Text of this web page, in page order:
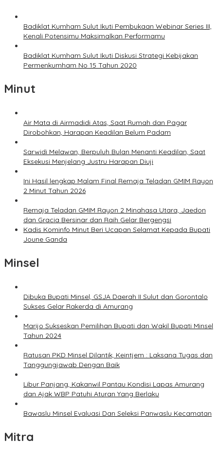
Badiklat Kumham Sulut Ikuti Pembukaan Webinar Series III,
Kenali Potensimu Maksimalkan Performamu
Badiklat Kumham Sulut Ikuti Diskusi Strategi Kebijakan
Permenkumham No 15 Tahun 2020
Minut
Air Mata di Airmadidi Atas, Saat Rumah dan Pagar
Dirobohkan, Harapan Keadilan Belum Padam
Sarwidi Melawan, Berpuluh Bulan Menanti Keadilan, Saat
Eksekusi Menjelang Justru Harapan Diuji
Ini Hasil lengkap Malam Final Remaja Teladan GMIM Rayon
2 Minut Tahun 2026
Remaja Teladan GMIM Rayon 2 Minahasa Utara, Jaedon
dan Gracia Bersinar dan Raih Gelar Bergengsi
Kadis Kominfo Minut Beri Ucapan Selamat Kepada Bupati
Joune Ganda
Minsel
Dibuka Bupati Minsel, GSJA Daerah II Sulut dan Gorontalo
Sukses Gelar Rakerda di Amurang
Marijo Sukseskan Pemilihan Bupati dan Wakil Bupati Minsel
Tahun 2024
Ratusan PKD Minsel Dilantik, Keintjem : Laksana Tugas dan
Tanggungjawab Dengan Baik
Libur Panjang, Kakanwil Pantau Kondisi Lapas Amurang
dan Ajak WBP Patuhi Aturan Yang Berlaku
Bawaslu Minsel Evaluasi Dan Seleksi Panwaslu Kecamatan
Mitra